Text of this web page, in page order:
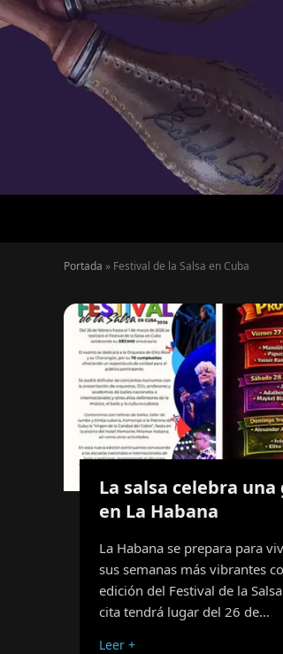
Portada » Festival de la Salsa en Cuba
La salsa celebra
en La Habana
La Habana se prepara para
sus semanas más vibrantes
edición del Festival de la
cita tendrá lugar del 26 de…
Leer +